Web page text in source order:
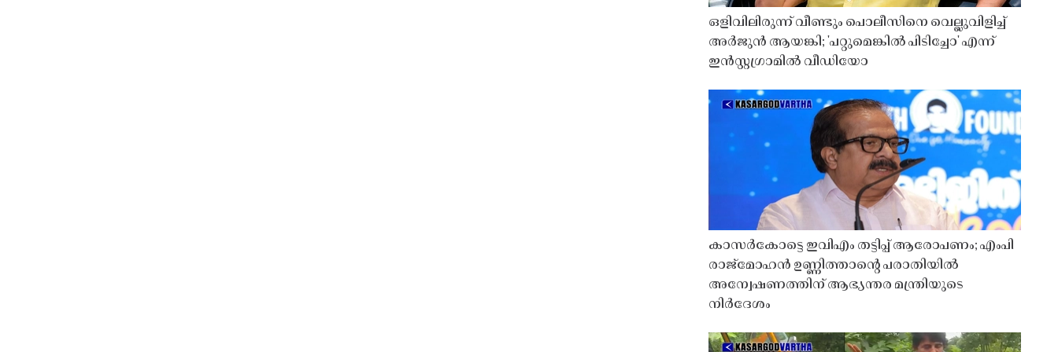
ഒളിവിലിരുന്ന് വീണ്ടും പൊലീസിനെ വെല്ലുവിളിച്ച്
അർജുൻ ആയങ്കി; 'പറ്റുമെങ്കിൽ പിടിച്ചോ' എന്ന്
ഇൻസ്റ്റഗ്രാമിൽ വീഡിയോ
കാസർകോട്ടെ ഇവിഎം തട്ടിപ്പ് ആരോപണം; എംപി
രാജ്‌മോഹൻ ഉണ്ണിത്താന്റെ പരാതിയിൽ
അന്വേഷണത്തിന് ആഭ്യന്തര മന്ത്രിയുടെ
നിർദേശം